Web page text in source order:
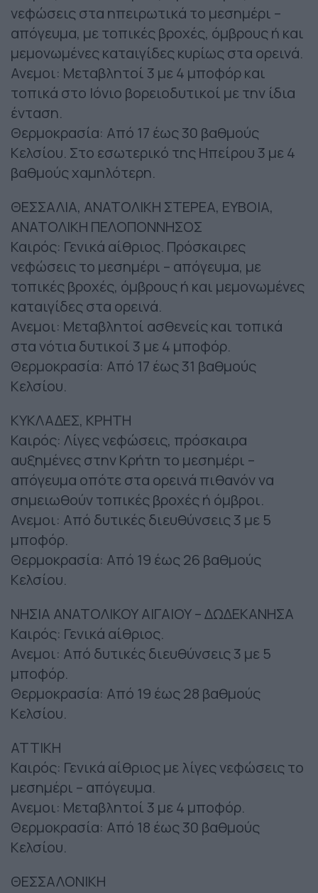
νεφώσεις στα ηπειρωτικά το μεσημέρι –
απόγευμα, με τοπικές βροχές, όμβρους ή και
μεμονωμένες καταιγίδες κυρίως στα ορεινά.
Ανεμοι: Μεταβλητοί 3 με 4 μποφόρ και
τοπικά στο Ιόνιο βορειοδυτικοί με την ίδια
ένταση.
Θερμοκρασία: Από 17 έως 30 βαθμούς
Κελσίου. Στο εσωτερικό της Ηπείρου 3 με 4
βαθμούς χαμηλότερη.
ΘΕΣΣΑΛΙΑ, ΑΝΑΤΟΛΙΚΗ ΣΤΕΡΕΑ, ΕΥΒΟΙΑ,
ΑΝΑΤΟΛΙΚΗ ΠΕΛΟΠΟΝΝΗΣΟΣ
Καιρός: Γενικά αίθριος. Πρόσκαιρες
νεφώσεις το μεσημέρι – απόγευμα, με
τοπικές βροχές, όμβρους ή και μεμονωμένες
καταιγίδες στα ορεινά.
Ανεμοι: Μεταβλητοί ασθενείς και τοπικά
στα νότια δυτικοί 3 με 4 μποφόρ.
Θερμοκρασία: Από 17 έως 31 βαθμούς
Κελσίου.
ΚΥΚΛΑΔΕΣ, ΚΡΗΤΗ
Καιρός: Λίγες νεφώσεις, πρόσκαιρα
αυξημένες στην Κρήτη το μεσημέρι –
απόγευμα οπότε στα ορεινά πιθανόν να
σημειωθούν τοπικές βροχές ή όμβροι.
Ανεμοι: Από δυτικές διευθύνσεις 3 με 5
μποφόρ.
Θερμοκρασία: Από 19 έως 26 βαθμούς
Κελσίου.
ΝΗΣΙΑ ΑΝΑΤΟΛΙΚΟΥ ΑΙΓΑΙΟΥ – ΔΩΔΕΚΑΝΗΣΑ
Καιρός: Γενικά αίθριος.
Ανεμοι: Από δυτικές διευθύνσεις 3 με 5
μποφόρ.
Θερμοκρασία: Από 19 έως 28 βαθμούς
Κελσίου.
ΑΤΤΙΚΗ
Καιρός: Γενικά αίθριος με λίγες νεφώσεις το
μεσημέρι – απόγευμα.
Ανεμοι: Μεταβλητοί 3 με 4 μποφόρ.
Θερμοκρασία: Από 18 έως 30 βαθμούς
Κελσίου.
ΘΕΣΣΑΛΟΝΙΚΗ